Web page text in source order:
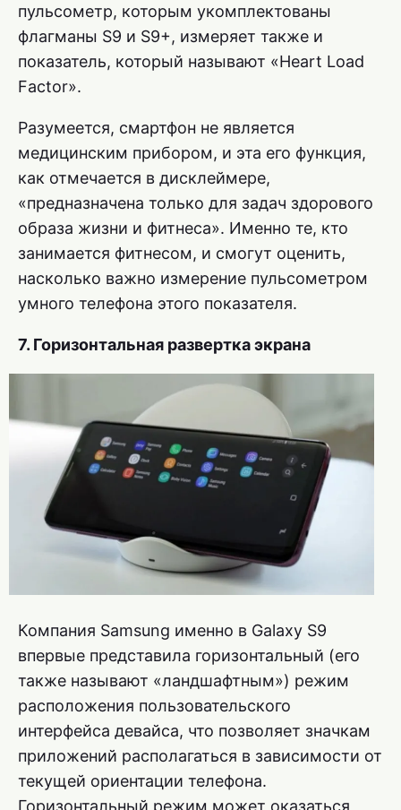
пульсометр, которым укомплектованы
флагманы S9 и S9+, измеряет также и
показатель, который называют «Heart Load
Factor».
Разумеется, смартфон не является
медицинским прибором, и эта его функция,
как отмечается в дисклеймере,
«предназначена только для задач здорового
образа жизни и фитнеса». Именно те, кто
занимается фитнесом, и смогут оценить,
насколько важно измерение пульсометром
умного телефона этого показателя.
7. Горизонтальная развертка экрана
Компания Samsung именно в Galaxy S9
впервые представила горизонтальный (его
также называют «ландшафтным») режим
расположения пользовательского
интерфейса девайса, что позволяет значкам
приложений располагаться в зависимости от
текущей ориентации телефона.
Горизонтальный режим может оказаться